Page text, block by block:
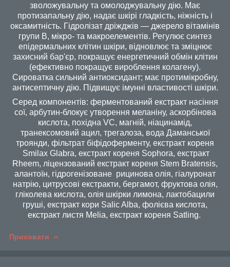
зволожувальну та омолоджувальну дію. Має
протизапальну дію, надає шкірі гладкість, ніжність і
оксамитність. Гідролізат дріжджів — джерело вітамінів
групи B, мікро- та макроелементів. Регулює синтез
епідермальних клітин шкіри, відновлює та зміцнює
захисний бар'єр, покращує енергетичний обмін клітин
(ефективно покращує вироблення колагену).
Сироватка сильний антиоксидант; має протимікробну,
антисептичну дію. Підвищує імунні властивості шкіри.
Серед компонентів: ферментований екстракт насіння
сої, арбутин-блокує утворення меланіну, аскорбінова
кислота, похідна VC, магній, ніацинамід,
транексомовий ацил, трегалоза, вода Даманської
троянди, фільтрат біфідоферменту, екстракт кореня
Smilax Glabra, екстракт кореня Sophora, екстракт
Rheem, ліцензований екстракт кореня Stem Bratensis,
алантоїн, гідрогенізоване рицинова олія, гіалуронат
натрію, цитрусові екстракти, бергамот, фруктова олія,
гліколева кислота, олія шкірки лимона, лактобацили
груші, екстракт кори Salic Alba, фолієва кислота,
екстракт листя Melia, екстракт кореня Satling.
Приховати